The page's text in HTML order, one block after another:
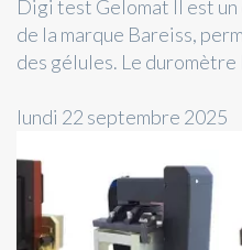
Digi test Gelomat II est
de la marque Bareiss,
des gélules. Le
lundi 22 septembre 2025